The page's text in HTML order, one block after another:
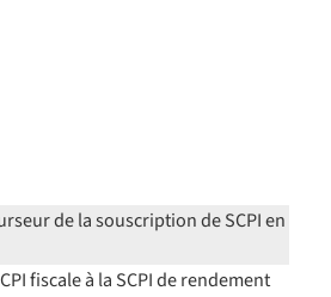
de la souscription de SCPI en
fiscale à la SCPI de rendement